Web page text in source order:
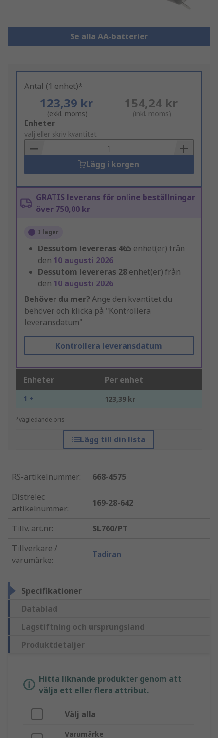
Se alla AA-batterier
Antal (1 enhet)*
123,39 kr
(exkl. moms)
154,24 kr
(inkl. moms)
Add
to
Basket
Enheter
välj eller skriv kvantitet
Lägg i korgen
GRATIS leverans för online beställningar
över 750,00 kr
I lager
Dessutom levereras 465 enhet(er) från
den 10 augusti 2026
Dessutom levereras 28 enhet(er) från
den 10 augusti 2026
Behöver du mer? Ange den kvantitet du
behöver och klicka på "Kontrollera
leveransdatum"
Kontrollera leveransdatum
Enheter Per enhet
1 + 123,39 kr
*vägledande pris
Lägg till din lista
RS-artikelnummer:
668-4575
Distrelec
artikelnummer:
169-28-642
Tillv. art.nr:
SL760/PT
Tillverkare /
varumärke:
Tadiran
Specifikationer
Datablad
Lagstiftning och ursprungsland
Produktdetaljer
Hitta liknande produkter genom att
välja ett eller flera attribut.
Välj alla
Varumärke